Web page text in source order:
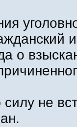
о
не